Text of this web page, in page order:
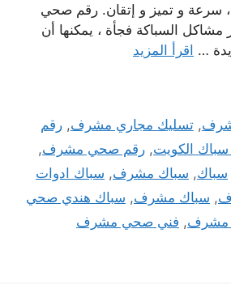
سرعة و تميز و إتقان. رقم صحي
السباكة فجأة ، يمكنها أن
… اقرأ المزيد
,تسليك مجاري مشرف,رقم
الكويت, رقم صحي مشرف,
سباك, سباك مشرف, سباك ادوات
, سباك مشرف, سباك هندي صحي
مشرف, فني صحي مشرف